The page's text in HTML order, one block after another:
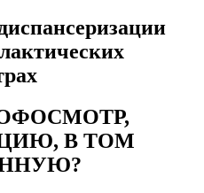
В ТОМ